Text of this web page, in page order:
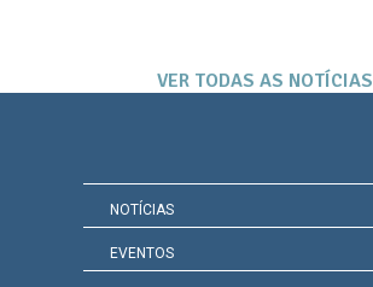
VER TODAS AS
NOTÍCIAS
EVENTOS